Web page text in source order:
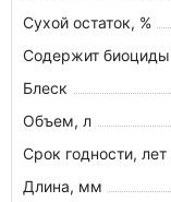
Сухой остаток, %
Содержит биоциды
Блеск
Объем, л
Срок годности, лет
Длина, мм